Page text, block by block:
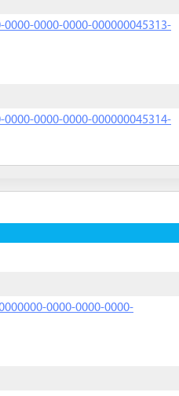
0000-0000-000000045313-
0000-0000-000000045314-
0000-0000-0000-